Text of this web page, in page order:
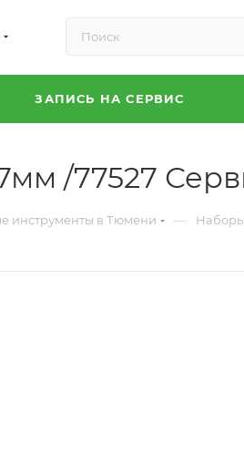
ЗАПИСЬ НА СЕРВИС
/77527
инструменты в Тюмени —